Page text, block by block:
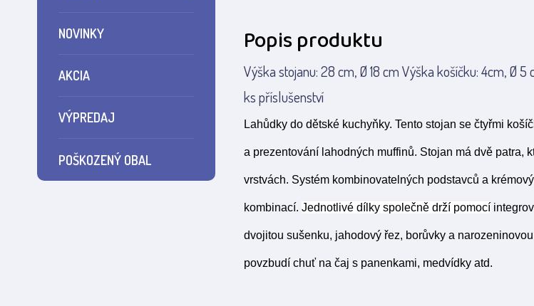
NOVINKY
AKCIA
VÝPREDAJ
POŠKOZENÝ OBAL
Popis produktu
Výška stojanu: 28 cm, Ø 18 cm Výška košíčku: 4cm, Ø 5
ks příslušenství
Lahůdky do dětské kuchyňky. Tento stojan se čtyřmi
a prezentování lahodných muffinů. Stojan má dvě patra,
vrstvách. Systém kombinovatelných podstavců a
kombinací. Jednotlivé dílky společně drží pomocí
dvojitou sušenku, jahodový řez, borůvky a
povzbudí chuť na čaj s panenkami, medvídky atd.